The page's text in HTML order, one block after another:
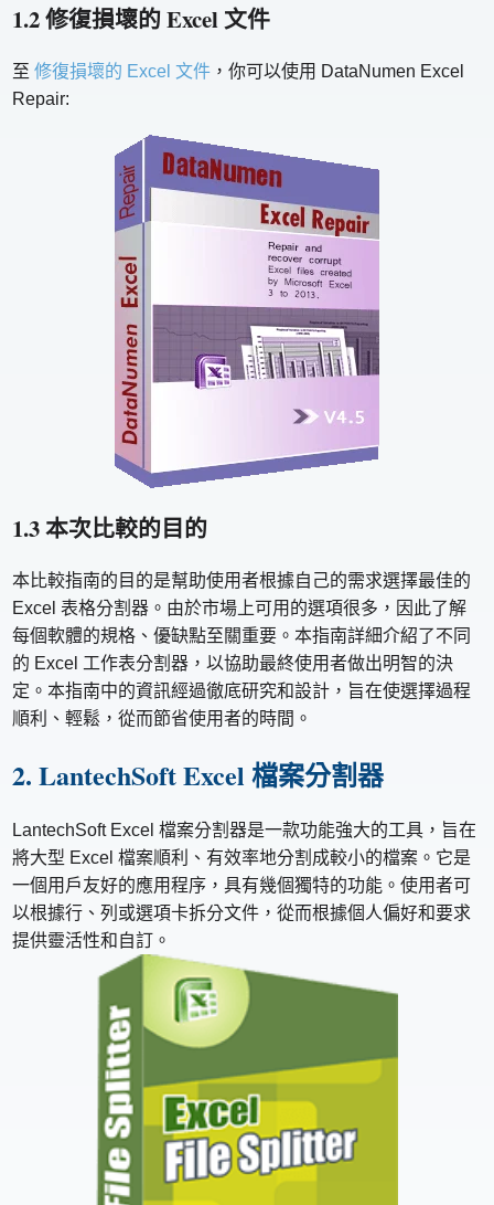
1.2 修復損壞的 Excel 文件
至修復損壞的 Excel 文件 ，你可以使用 DataNumen Excel
Repair:
1.3 本次比較的目的
本比較指南的目的是幫助使用者根據自己的需求選擇最佳的
Excel 表格分割器。由於市場上可用的選項很多，因此了解
每個軟體的規格、優缺點至關重要。本指南詳細介紹了不同
的 Excel 工作表分割器，以協助最終使用者做出明智的決
定。本指南中的資訊經過徹底研究和設計，旨在使選擇過程
順利、輕鬆，從而節省使用者的時間。
2. LantechSoft Excel 檔案分割器
LantechSoft Excel 檔案分割器是一款功能強大的工具，旨在
將大型 Excel 檔案順利、有效率地分割成較小的檔案。它是
一個用戶友好的應用程序，具有幾個獨特的功能。使用者可
以根據行、列或選項卡拆分文件，從而根據個人偏好和要求
提供靈活性和自訂。